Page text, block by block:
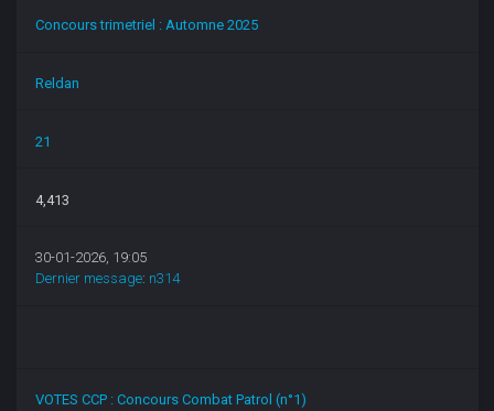
Concours trimetriel : Automne 2025
Reldan
21
4,413
30-01-2026, 19:05
Dernier message: n314
VOTES CCP : Concours Combat Patrol (n°1)